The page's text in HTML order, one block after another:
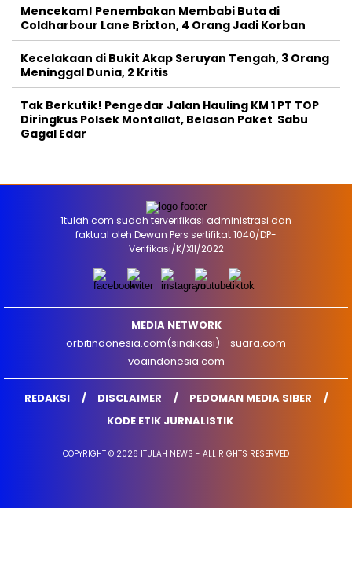
Mencekam! Penembakan Membabi Buta di
Coldharbour Lane Brixton, 4 Orang Jadi Korban
Kecelakaan di Bukit Akap Seruyan Tengah, 3 Orang
Meninggal Dunia, 2 Kritis
Tak Berkutik! Pengedar Jalan Hauling KM 1 PT TOP
Diringkus Polsek Montallat, Belasan Paket Sabu
Gagal Edar
1tulah.com sudah terverifikasi administrasi dan
faktual oleh Dewan Pers sertifikat 1040/DP-
Verifikasi/K/XII/2022
MEDIA NETWORK
orbitindonesia.com(sindikasi)
suara.com
voaindonesia.com
REDAKSI DISCLAIMER
PEDOMAN MEDIA SIBER
KODE ETIK JURNALISTIK
COPYRIGHT © 2026 1TULAH NEWS - ALL RIGHTS RESERVED